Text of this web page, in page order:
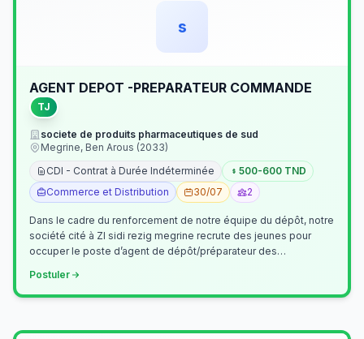
s
AGENT DEPOT -PREPARATEUR COMMANDE
TJ
societe de produits pharmaceutiques de sud
Megrine, Ben Arous (2033)
CDI - Contrat à Durée Indéterminée
500-600 TND
Commerce et Distribution
30/07 2
Dans le cadre du renforcement de notre équipe du dépôt, notre
société cité à ZI sidi rezig megrine recrute des jeunes pour
occuper le poste d’agent de dépôt/préparateur des
Postuler